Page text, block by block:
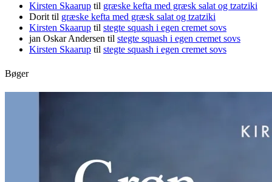
Kirsten Skaarup til græske kefta med græsk salat og tzatziki
Dorittil græske kefta med græsk salat og tzatziki
Kirsten Skaarup til stegte squash i egen cremet sovs
jan Oskar Andersen til stegte squash i egen cremet sovs
Kirsten Skaarup til stegte squash i egen cremet sovs
Bøger